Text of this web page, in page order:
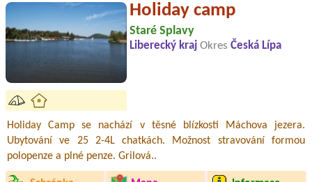
Holiday camp
Staré Splavy
Liberecký kraj Okres Česká Lípa
Holiday Camp se nachází v těsné blízkosti Máchova jezera.
Ubytování ve 25 2-4L chatkách. Možnost stravování formou
polopenze a plné penze. Grilová..